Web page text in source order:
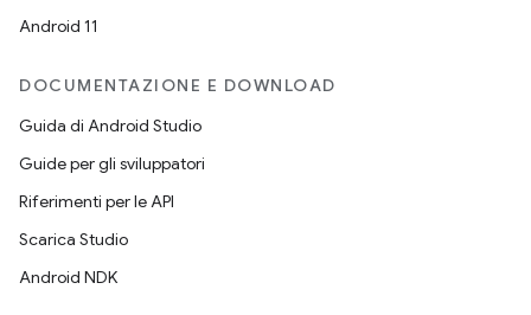
Android 11
DOCUMENTAZIONE E DOWNLOAD
Guida di Android Studio
Guide per gli sviluppatori
Riferimenti per le API
Scarica Studio
Android NDK